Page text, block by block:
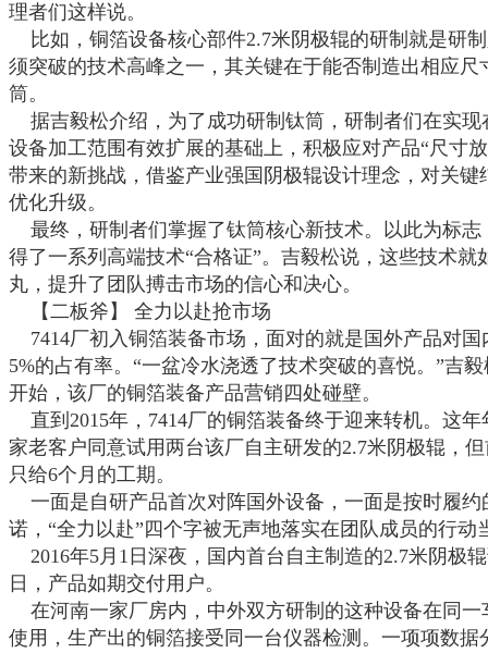
理者们这样说。
比如，铜箔设备核心部件2.7米阴极辊的研制就是研
须突破的技术高峰之一，其关键在于能否制造出相应尺
筒。
据吉毅松介绍，为了成功研制钛筒，研制者们在实现
设备加工范围有效扩展的基础上，积极应对产品“尺寸
带来的新挑战，借鉴产业强国阴极辊设计理念，对关键
优化升级。
最终，研制者们掌握了钛筒核心新技术。以此为标志
得了一系列高端技术“合格证”。吉毅松说，这些技术就
丸，提升了团队搏击市场的信心和决心。
【二板斧】
全力以赴抢市场
7414厂初入铜箔装备市场，面对的就是国外产品对国
5%的占有率。“一盆冷水浇透了技术突破的喜悦。”吉
开始，该厂的铜箔装备产品营销四处碰壁。
直到 2015年， 7414厂的铜箔装备终于迎来转机。这年
家老客户同意试用两台该厂自主研发的2.7米阴极辊，
只给6个月的工期。
一面是自研产品首次对阵国外设备，一面是按时履约
诺， “全力以赴”四个字被无声地落实在团队成员的行动
2016年5月 1 日深夜，国内首台自主制造的2.7米阴极
日，产品如期交付用户。
在河南一家厂房内，中外双方研制的这种设备在同一
使用，生产出的铜箔接受同一台仪器检测。一项项数据